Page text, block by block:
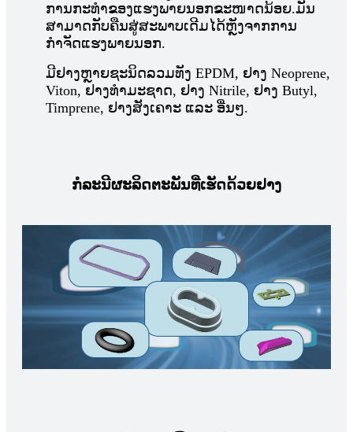
ການກະທຳຂອງແຮງພາຍນອກຂະໜາດນ້ອຍ.ມັນ
ສາມາດກັບຄືນສູ່ສະພາບເດີມໄດ້ຫຼັງຈາກການ
ກຳຈັດແຮງພາຍນອກ.
ມີຢາງຫຼາຍຊະນິດລວມທັງ EPDM, ຢາງ Neoprene,
Viton, ຢາງທຳມະຊາດ, ຢາງ Nitrile, ຢາງ Butyl,
Timprene, ຢາງສັງເຄາະ ແລະ ອື່ນໆ.
ກໍລະນີຜະລິດຕະພັນທີ່ເຮັດດ້ວຍຢາງ